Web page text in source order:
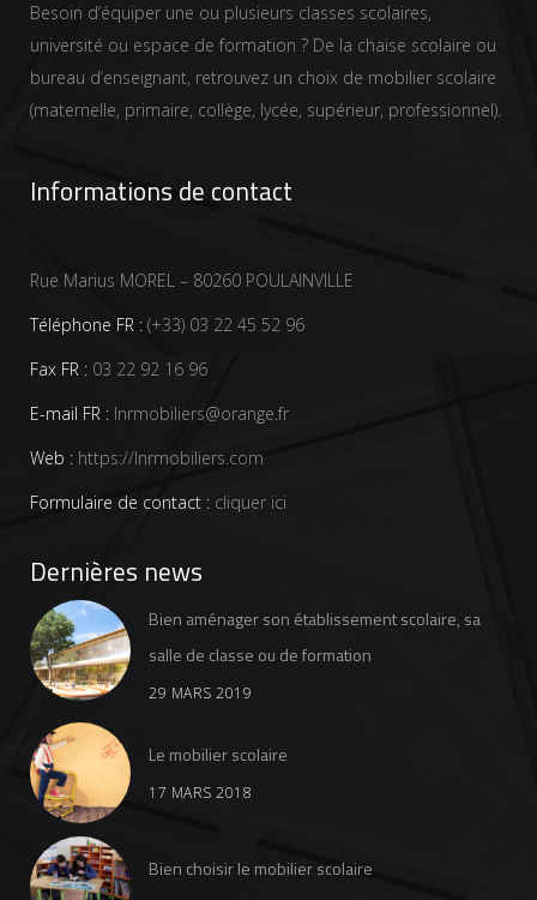
Besoin d’équiper une ou plusieurs classes scolaires,
université ou espace de formation ? De la chaise scolaire ou
bureau d’enseignant, retrouvez un choix de mobilier scolaire
(maternelle, primaire, collège, lycée, supérieur, professionnel).
Informations de contact
Rue Marius MOREL – 80260 POULAINVILLE
Téléphone FR : (+33) 03 22 45 52 96
Fax FR : 03 22 92 16 96
E-mail FR : lnrmobiliers@orange.fr
Web : https://lnrmobiliers.com
Formulaire de contact : cliquer ici
Dernières news
Bien aménager son établissement scolaire, sa
salle de classe ou de formation
29 MARS 2019
Le mobilier scolaire
17 MARS 2018
Bien choisir le mobilier scolaire